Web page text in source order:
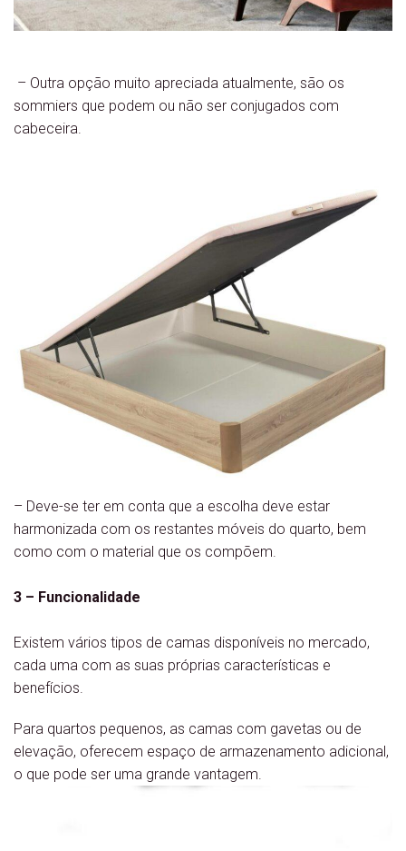
– Outra opção muito apreciada atualmente, são os
sommiers que podem ou não ser conjugados com
cabeceira.
– Deve-se ter em conta que a escolha deve estar
harmonizada com os restantes móveis do quarto, bem
como com o material que os compõem.
3 – Funcionalidade
Existem vários tipos de camas disponíveis no mercado,
cada uma com as suas próprias características e
benefícios.
Para quartos pequenos, as camas com gavetas ou de
elevação, oferecem espaço de armazenamento adicional,
o que pode ser uma grande vantagem.